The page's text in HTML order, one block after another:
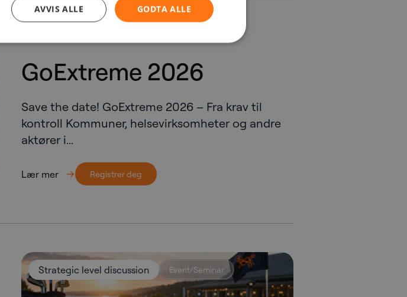
GoExtreme 2026
Save the date! GoExtreme 2026 – Fra krav til
kontroll Kommuner, helsevirksomheter og andre
aktører i...
Lær mer Registrer deg
Strategic level discussion Event/Seminar
GODTA ALLE
AVVIS ALLE